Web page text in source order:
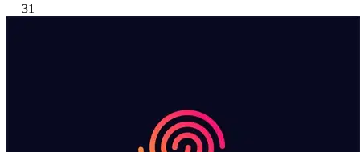
31